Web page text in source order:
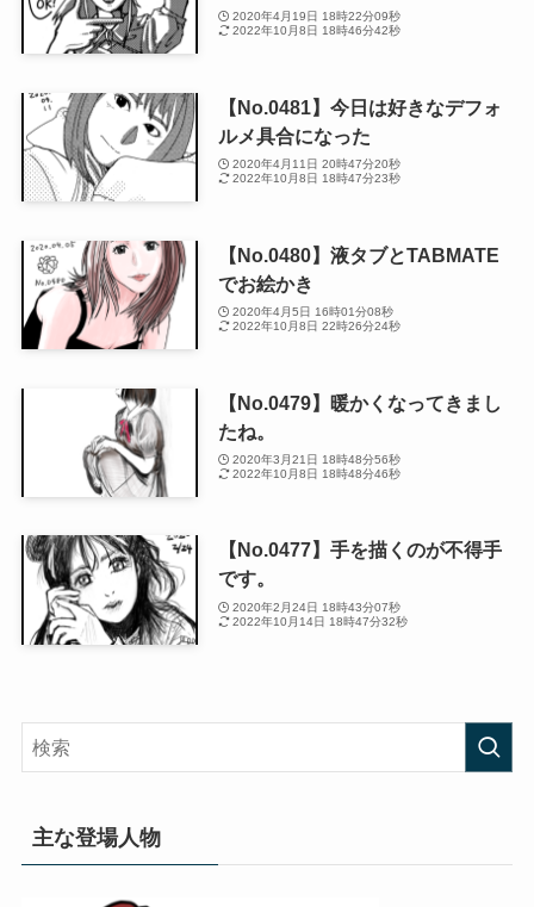
2020年4月19日 18時22分09秒
2022年10月8日 18時46分42秒
【No.0481】今日は好きなデフォ
ルメ具合になった
2020年4月11日 20時47分20秒
2022年10月8日 18時47分23秒
【No.0480】液タブとTABMATE
でお絵かき
2020年4月5日 16時01分08秒
2022年10月8日 22時26分24秒
【No.0479】暖かくなってきまし
たね。
2020年3月21日 18時48分56秒
2022年10月8日 18時48分46秒
【No.0477】手を描くのが不得手
です。
2020年2月24日 18時43分07秒
2022年10月14日 18時47分32秒
主な登場人物